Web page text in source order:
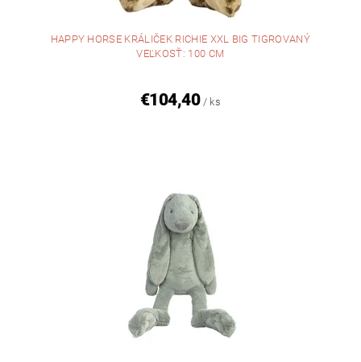
HAPPY HORSE KRÁLIČEK RICHIE XXL BIG TIGROVANÝ
VEĽKOSŤ: 100 CM
€104,40 / ks